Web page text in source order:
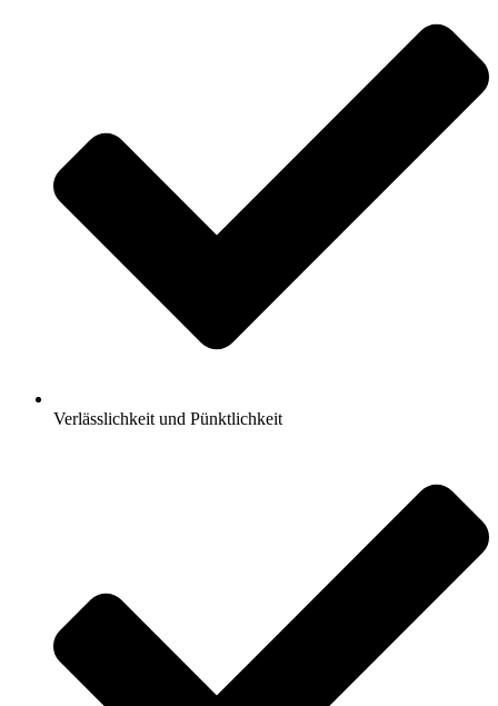
Verlässlichkeit und Pünktlichkeit